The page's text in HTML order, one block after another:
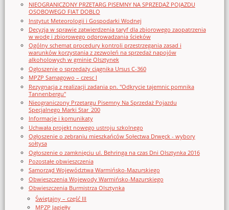
NIEOGRANICZONY PRZETARG PISEMNY NA SPRZEDAŻ POJAZDU
OSOBOWEGO FIAT DOBLO
Instytut Meteorologii i Gospodarki Wodnej
Decyzja w sprawie zatwierdzenia taryf dla zbiorowego zaopatrzenia
w wodę i zbiorowego odprowadzania ścieków
Ogólny schemat procedury kontroli przestrzegania zasad i
warunków korzystania z zezwoleń na sprzedaż napojów
alkoholowych w gminie Olsztynek
Ogłoszenie o sprzedaży ciągnika Ursus C-360
MPZP Samagowo – czesc I
Rezygnacja z realizacji zadania pn. "Odkrycie tajemnic pomnika
Tannenbergu"
Nieograniczony Przetargu Pisemny Na Sprzedaż Pojazdu
Specjalnego Marki Star_200
Informacje i komunikaty
Uchwała projekt nowego ustroju szkolnego
Ogłoszenie o zebraniu mieszkańców Sołectwa Drwęck - wybory
sołtysa
Ogłoszenie o zamknięciu ul. Behringa na czas Dni Olsztynka 2016
Pozostałe obwieszczenia
Samorząd Województwa Warmińsko-Mazurskiego
Obwieszczenia Wojewody Warmińsko-Mazurskiego
Obwieszczenia Burmistrza Olsztynka
Świętajny – część III
MPZP Jagiełły